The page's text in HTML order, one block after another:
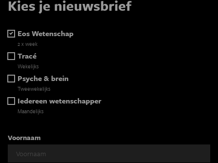
Kies je nieuwsbrief
Eos Wetenschap
2 x week
Tracé
Wekelijks
Psyche & brein
Tweewekelijks
Iedereen wetenschapper
Maandelijks
Voornaam